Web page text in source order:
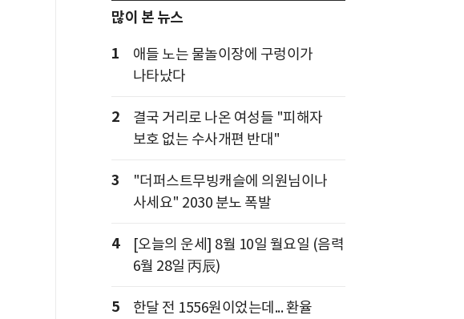
많이 본 뉴스
1
애들 노는 물놀이장에 구렁이가
나타났다
2
결국 거리로 나온 여성들 "피해자
보호 없는 수사개편 반대"
3
"더퍼스트무빙캐슬에 의원님이나
사세요" 2030 분노 폭발
4
[오늘의 운세] 8월 10일 월요일 (음력
6월 28일 丙辰)
5
한달 전 1556원이었는데... 환율